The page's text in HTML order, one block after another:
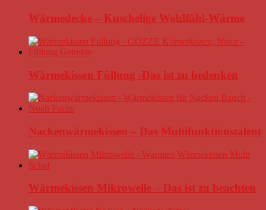
Wärmedecke – Kuschelige Wohlfühl-Wärme
Wärmekissen Füllung -Das ist zu bedenken
Nackenwärmekissen – Das Multifunktionstalent
Wärmekissen Mikrowelle – Das ist zu beachten